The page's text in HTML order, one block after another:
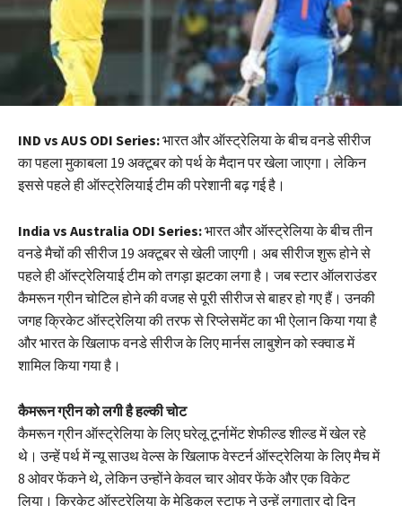
IND vs AUS ODI Series:भारत और ऑस्ट्रेलिया के बीच वनडे सीरीज
का पहला मुकाबला 19 अक्टूबर को पर्थ के मैदान पर खेला जाएगा। लेकिन
इससे पहले ही ऑस्ट्रेलियाई टीम की परेशानी बढ़ गई है।
India vs Australia ODI Series:भारत और ऑस्ट्रेलिया के बीच तीन
वनडे मैचों की सीरीज 19 अक्टूबर से खेली जाएगी। अब सीरीज शुरू होने से
पहले ही ऑस्ट्रेलियाई टीम को तगड़ा झटका लगा है। जब स्टार ऑलराउंडर
कैमरून ग्रीन चोटिल होने की वजह से पूरी सीरीज से बाहर हो गए हैं। उनकी
जगह क्रिकेट ऑस्ट्रेलिया की तरफ से रिप्लेसमेंट का भी ऐलान किया गया है
और भारत के खिलाफ वनडे सीरीज के लिए मार्नस लाबुशेन को स्क्वाड में
शामिल किया गया है।
कैमरून ग्रीन को लगी है हल्की चोट
कैमरून ग्रीन ऑस्ट्रेलिया के लिए घरेलू टूर्नामेंट शेफील्ड शील्ड में खेल रहे
थे। उन्हें पर्थ में न्यू साउथ वेल्स के खिलाफ वेस्टर्न ऑस्ट्रेलिया के लिए मैच में
8 ओवर फेंकने थे, लेकिन उन्होंने केवल चार ओवर फेंके और एक विकेट
लिया। क्रिकेट ऑस्ट्रेलिया के मेडिकल स्टाफ ने उन्हें लगातार दो दिन